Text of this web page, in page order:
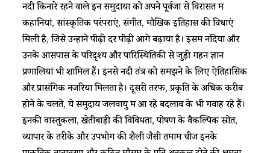
नदी किनारे रहने वाले इन समुदायों को अपने पूर्वजों से विरासत में
कहानियां, सांस्कृतिक परंपराएं, संगीत, मौखिक इतिहास की विधाएं
मिली है, जिसे उन्होंने पीढ़ी दर पीढ़ी आगे बढ़ाया है। इसमें नदियों और
उनके आसपास के परिदृश्य और पारिस्थितिकी से जुड़ी गहन ज्ञान
प्रणालियां भी शामिल हैं। इनसे नदी तंत्र को समझने के लिए ऐतिहासिक
और प्रासंगिक नजरिया मिलता है। दूसरी तरफ, प्रकृति के अधिक करीब
होने के चलते, ये समुदाय जलवायु में आ रहे बदलाव के भी गवाह रहे हैं।
इनकी वास्तुकला, खेतीबाड़ी की विविधता, पोषण के वैकल्पिक स्रोत,
व्यापार के तरीके और उपभोग की शैली जैसी तमाम चीजें इनके